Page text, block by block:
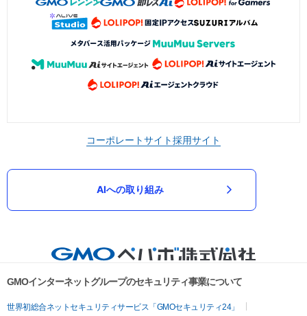
コーポレートサイト採用サイト
AIへの取り組み
GMOインターネットグループのセキュリティ事業について
世界初総合ネットセキュリティサービス「GMOセキュリティ24」